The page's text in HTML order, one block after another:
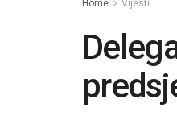
Home Vijesti